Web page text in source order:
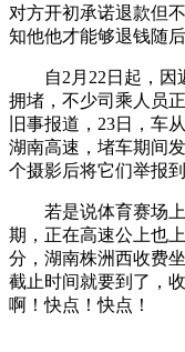
对方开初承诺退款但
知他他才能够退钱随
自2月22日起，因
拥堵，不少司乘人员
旧事报道，23日，车
湖南高速，堵车期间
个摄影后将它们举报
若是说体育赛场上
期，正在高速公上也
分，湖南株洲西收费
截止时间就要到了，
啊！快点！快点！